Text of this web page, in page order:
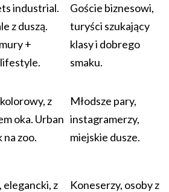
industrial.
z duszą.
+
Goście biznesowi,
turyści szukający
klasy i dobrego
smaku.
z
oka. Urban
zoo.
Młodsze pary,
instagramerzy,
miejskie dusze.
elegancki, z
Koneserzy, osoby z